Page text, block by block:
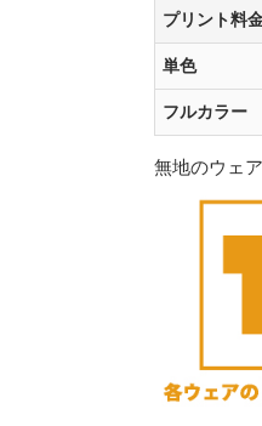
プリント料
単色
フルカラー